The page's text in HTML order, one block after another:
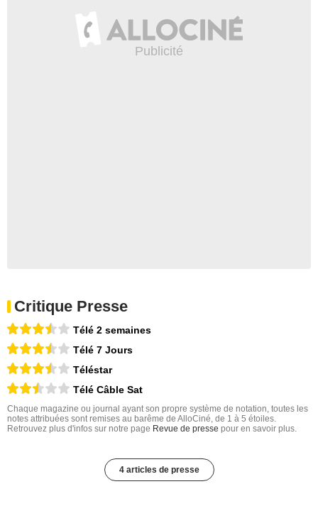
Critique Presse
Télé 2 semaines
Télé 7 Jours
Téléstar
Télé Câble Sat
Chaque magazine ou journal ayant son propre système de notation, toutes les
notes attribuées sont remises au barême de AlloCiné, de 1 à 5 étoiles.
Retrouvez plus d'infos sur notre page Revue de presse pour en savoir plus.
4 articles de presse